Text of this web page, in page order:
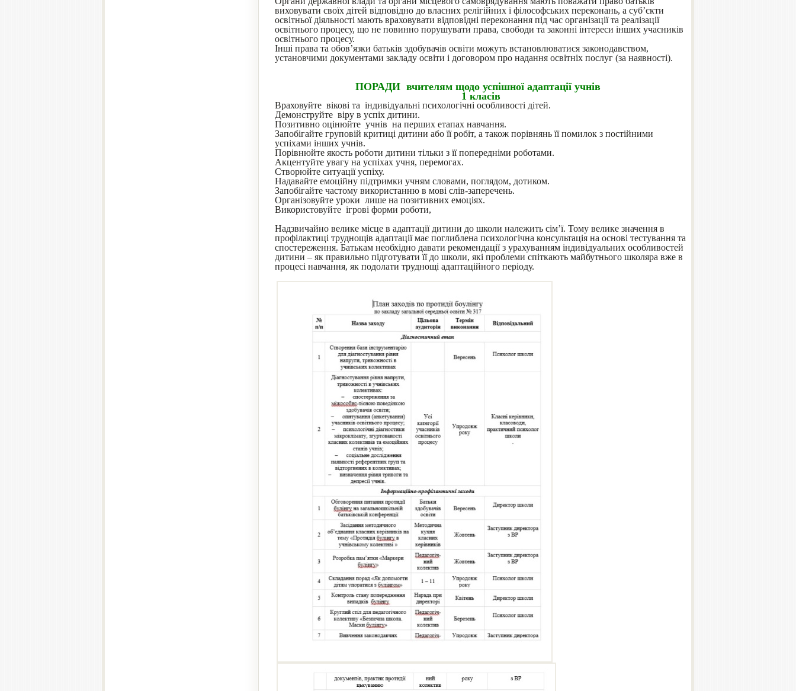
виховувати своїх дітей відповідно до власних релігійних і філософських переконань, а суб’єкти
освітньої діяльності мають враховувати відповідні переконання під час організації та реалізації
освітнього процесу, що не повинно порушувати права, свободи та законні інтереси інших учасників
освітнього процесу.
Інші права та обов’язки батьків здобувачів освіти можуть встановлюватися законодавством,
установчими документами закладу освіти і договором про надання освітніх послуг (за наявності).
ПОРАДИ вчителям щодо успішної адаптації учнів
1 класів
Враховуйте вікові та індивідуальні психологічні особливості дітей.
Демонструйте віру в успіх дитини.
Позитивно оцінюйте учнів на перших етапах навчання.
Запобігайте груповій критиці дитини або її робіт, а також порівнянь її помилок з постійними
успіхами інших учнів.
Порівнюйте якость роботи дитини тільки з її попередніми роботами.
Акцентуйте увагу на успіхах учня, перемогах.
Створюйте ситуації успіху.
Надавайте емоційну підтримки учням словами, поглядом, дотиком.
Запобігайте частому використанню в мові слів-заперечень.
Організовуйте уроки лише на позитивних емоціях.
Використовуйте ігрові форми роботи,
Надзвичайно велике місце в адаптації дитини до школи належить сім’ї. Тому велике значення в
профілактиці труднощів адаптації має поглиблена психологічна консультація на основі тестування та
спостереження. Батькам необхідно давати рекомендації з урахуванням індивідуальних особливостей
дитини – як правильно підготувати її до школи, які проблеми спіткають майбутнього школяра вже в
процесі навчання, як подолати труднощі адаптаційного періоду.